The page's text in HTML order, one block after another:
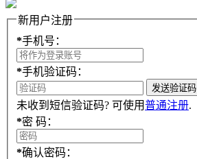
新用户注册
*手机号：
*手机验证码：
发送验证码
未收到短信验证码? 可使用普通注册.
*密 码：
*确认密码：